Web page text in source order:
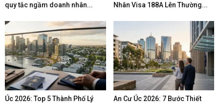
quy tắc ngầm doanh nhân...
Nhân Visa 188A Lên Thường...
Úc 2026: Top 5 Thành Phố Lý
An Cư Úc 2026: 7 Bước Thiết